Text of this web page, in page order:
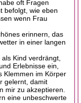
oft Fragen
befolgt, wie eben
wenn Frau
erinnern, das
in einer langen
Kind verdrängt,
Erlebnisse ein,
Klemmen im Körper
gelernt, damit
mir zu akzeptieren.
eine unbeschwerte